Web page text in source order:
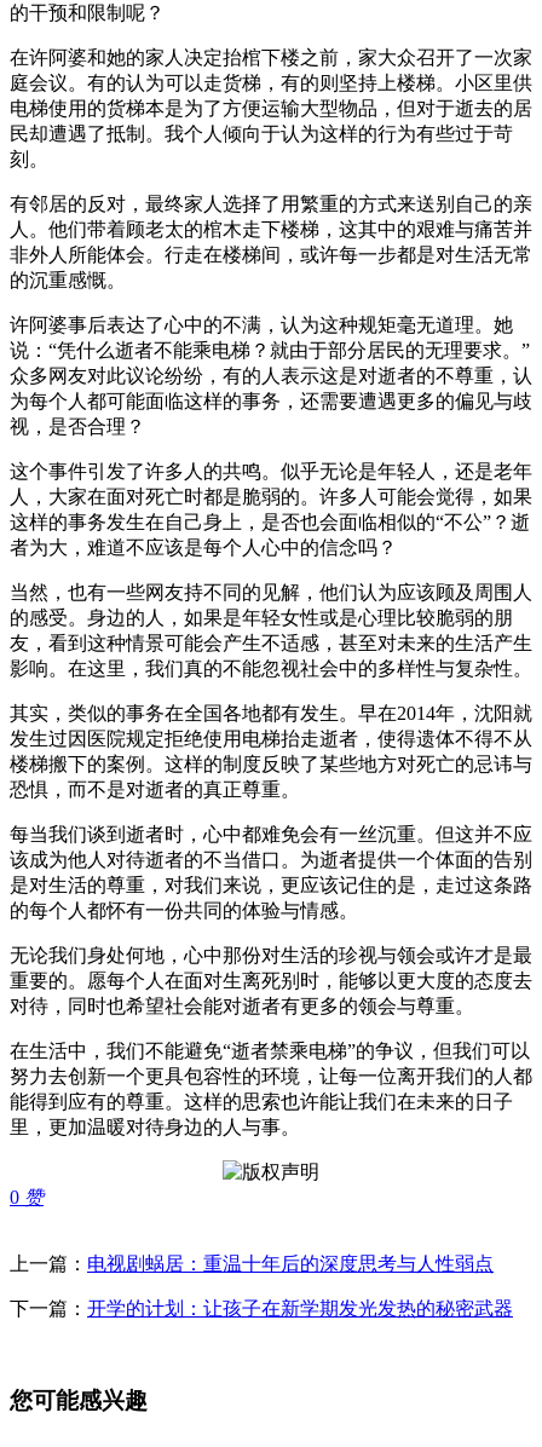
的干预和限制呢？
在许阿婆和她的家人决定抬棺下楼之前，家大众召开了一次家
庭会议。有的认为可以走货梯，有的则坚持上楼梯。小区里供
电梯使用的货梯本是为了方便运输大型物品，但对于逝去的居
民却遭遇了抵制。我个人倾向于认为这样的行为有些过于苛
刻。
有邻居的反对，最终家人选择了用繁重的方式来送别自己的亲
人。他们带着顾老太的棺木走下楼梯，这其中的艰难与痛苦并
非外人所能体会。行走在楼梯间，或许每一步都是对生活无常
的沉重感慨。
许阿婆事后表达了心中的不满，认为这种规矩毫无道理。她
说：“凭什么逝者不能乘电梯？就由于部分居民的无理要求。”
众多网友对此议论纷纷，有的人表示这是对逝者的不尊重，认
为每个人都可能面临这样的事务，还需要遭遇更多的偏见与歧
视，是否合理？
这个事件引发了许多人的共鸣。似乎无论是年轻人，还是老年
人，大家在面对死亡时都是脆弱的。许多人可能会觉得，如果
这样的事务发生在自己身上，是否也会面临相似的“不公”？逝
者为大，难道不应该是每个人心中的信念吗？
当然，也有一些网友持不同的见解，他们认为应该顾及周围人
的感受。身边的人，如果是年轻女性或是心理比较脆弱的朋
友，看到这种情景可能会产生不适感，甚至对未来的生活产生
影响。在这里，我们真的不能忽视社会中的多样性与复杂性。
其实，类似的事务在全国各地都有发生。早在2014年，沈阳就
发生过因医院规定拒绝使用电梯抬走逝者，使得遗体不得不从
楼梯搬下的案例。这样的制度反映了某些地方对死亡的忌讳与
恐惧，而不是对逝者的真正尊重。
每当我们谈到逝者时，心中都难免会有一丝沉重。但这并不应
该成为他人对待逝者的不当借口。为逝者提供一个体面的告别
是对生活的尊重，对我们来说，更应该记住的是，走过这条路
的每个人都怀有一份共同的体验与情感。
无论我们身处何地，心中那份对生活的珍视与领会或许才是最
重要的。愿每个人在面对生离死别时，能够以更大度的态度去
对待，同时也希望社会能对逝者有更多的领会与尊重。
在生活中，我们不能避免“逝者禁乘电梯”的争议，但我们可以
努力去创新一个更具包容性的环境，让每一位离开我们的人都
能得到应有的尊重。这样的思索也许能让我们在未来的日子
里，更加温暖对待身边的人与事。
0 赞
上一篇： 电视剧蜗居：重温十年后的深度思考与人性弱点
下一篇： 开学的计划：让孩子在新学期发光发热的秘密武器
您可能感兴趣